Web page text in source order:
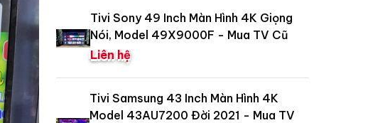
Tivi Sony 49 Inch Màn Hình 4K Giọng
Nói, Model 49X9000F - Mua TV Cũ
Liên hệ
Tivi Samsung 43 Inch Màn Hình 4K
Model 43AU7200 Đời 2021 - Mua TV